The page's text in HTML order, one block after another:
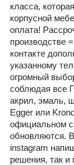
класса,
корпусной
оплата!
производстве
контакте
указанному
огромный
соблюдая все
акрил, эмаль,
Egger или
официальном
обновляются.
instagram
решения, так и